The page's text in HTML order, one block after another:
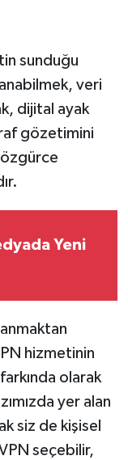
sunduğu
veri
dijital ayak
gözetimini
özgürce
Yeni
hizmetinin
olarak
yer alan
siz de kişisel
seçebilir,